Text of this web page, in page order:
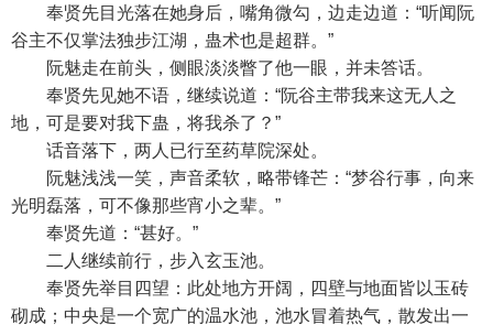
奉贤先目光落在她身后，嘴角微勾，边走边道：“听闻阮
谷主不仅掌法独步江湖，蛊术也是超群。”
阮魅走在前头，侧眼淡淡瞥了他一眼，并未答话。
奉贤先见她不语，继续说道：“阮谷主带我来这无人之
地，可是要对我下蛊，将我杀了？”
话音落下，两人已行至药草院深处。
阮魅浅浅一笑，声音柔软，略带锋芒：“梦谷行事，向来
光明磊落，可不像那些宵小之辈。”
奉贤先道：“甚好。”
二人继续前行，步入玄玉池。
奉贤先举目四望：此处地方开阔，四壁与地面皆以玉砖
砌成；中央是一个宽广的温水池，池水冒着热气，散发出一